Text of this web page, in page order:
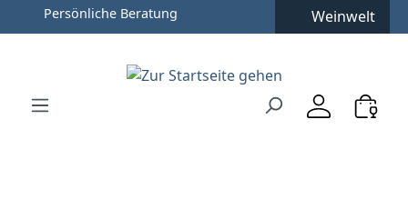
Zum Hauptinhalt springen
Zur Hauptnavigation springen
Persönliche Beratung Weinwelt